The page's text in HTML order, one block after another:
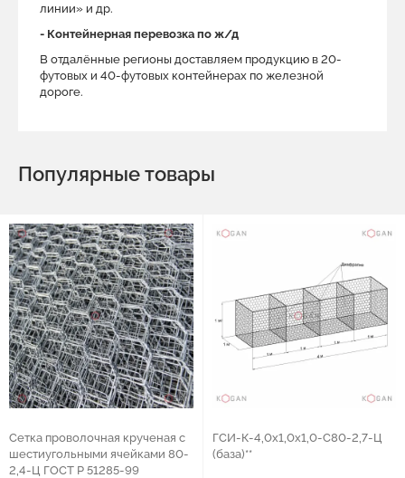
линии» и др.
- Контейнерная перевозка по ж/д
В отдалённые регионы доставляем продукцию в 20-
футовых и 40-футовых контейнерах по железной
дороге.
Популярные товары
Сетка проволочная крученая с
шестиугольными ячейками 80-
2,4-Ц ГОСТ Р 51285-99
ГCИ-К-4,0х1,0х1,0-С80-2,7-Ц
(база)**